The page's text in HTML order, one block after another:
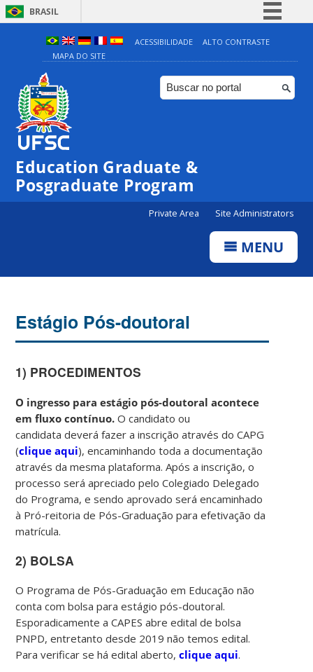
BRASIL
Simplifique!
Comunica BR
Participe
ACESSIBILIDADE
ALTO CONTRASTE
MAPA DO SITE
Education Graduate &
Posgraduate Program
Private Area Site Administrators
MENU
Estágio Pós-doutoral
1) PROCEDIMENTOS
O ingresso para estágio pós-doutoral acontece
em fluxo contínuo. O candidato ou
candidata deverá fazer a inscrição através do CAPG
(clique aqui), encaminhando toda a documentação
através da mesma plataforma. Após a inscrição, o
processo será apreciado pelo Colegiado Delegado
do Programa, e sendo aprovado será encaminhado
à Pró-reitoria de Pós-Graduação para efetivação da
matrícula.
2) BOLSA
O Programa de Pós-Graduação em Educação não
conta com bolsa para estágio pós-doutoral.
Esporadicamente a CAPES abre edital de bolsa
PNPD, entretanto desde 2019 não temos edital.
Para verificar se há edital aberto,clique aqui.